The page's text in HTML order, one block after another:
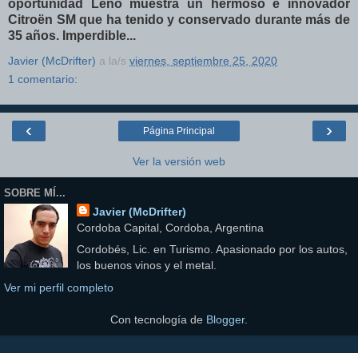
oportunidad Leno muestra un hermoso e innovador
Citroën SM que ha tenido y conservado durante más de
35 años. Imperdible...
Javier (McDrifter) a la/s viernes, septiembre 25, 2020
1 comentario:
‹ ›
Página Principal
Ver la versión web
SOBRE MÍ...
Javier (McDrifter)
Cordoba Capital, Cordoba, Argentina
Cordobés, Lic. en Turismo. Apasionado por los autos,
los buenos vinos y el metal.
Ver mi perfil completo
Con tecnología de Blogger.